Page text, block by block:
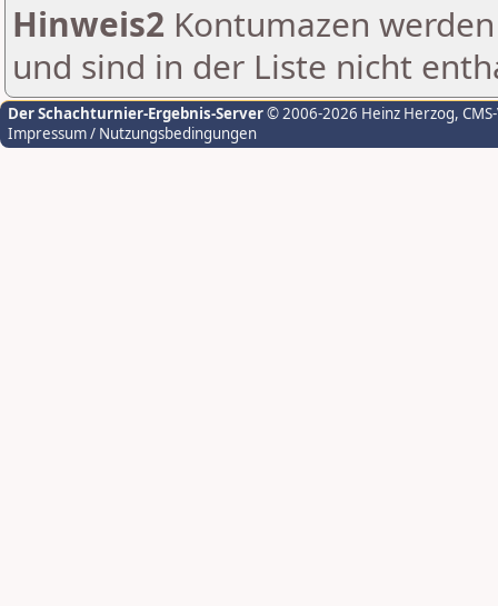
Hinweis2 Kontumazen
und sind in der Liste nicht
Der Schachturnier-Ergebnis-Server© 2006-2026 Heinz Herzog,
Impressum / Nutzungsbedingungen